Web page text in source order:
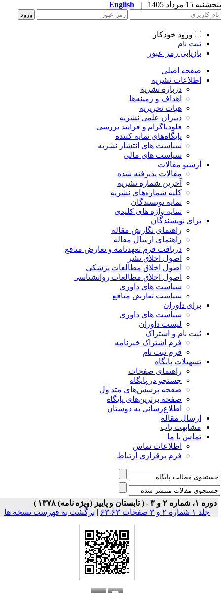
15 مرداد 1405 |
English
ورود خودکار
ثبت نام
بازیابی رمز عبور
صفحه اصلی
اطلاعات نشریه
درباره نشریه
اهداف و زمینه‌ها
هیات تحریریه
دبیران علمی نشریه
فلودیاگرام و فرایند بررسی
پایگاه‌های نمایه کننده
سیاست های انتشار نشریه
سیاست های مالی
آرشیو مقالات
مقالات پذیرفته شده
آخرین شماره نشریه
کلیه شماره‌های نشریه
نمایه نویسندگان
نمایه واژه های کلیدی
برای نویسندگان
راهنمای نگارش مقاله
راهنمای ارسال مقاله
دریافت فرم تعهدنامه و تعارض منافع
اصول اخلاق نشر
اصول اخلاق مطالعات پزشکی
اصول اخلاق مطالعات روانشناسی
سیاست های داوری
سیاست تعارض منافع
برای داوران
سیاست های داوری
لیست داوران
ثبت نام و اشتراک
فرم اشتراک خبرنامه
فرم ثبت نام
تسهیلات پایگاه
راهنمای صفحات
جستجو در پایگاه
صفحه پرسش‌های متداول
صفحه برترین‌های پایگاه
اطلاع‌رسانی به دوستان
ارسال مقاله
مشابهت یاب
تماس با ما
اطلاعات تماس
فرم برقراری ارتباط
۲ و ۳ - ( تابستان و پاییز (ویژه نامه) ۱۳۷۸ )
جلد ۱ شماره ۲ و ۳ صفحات ۶۳-۶۳
| برگشت به فهرست نسخه ها